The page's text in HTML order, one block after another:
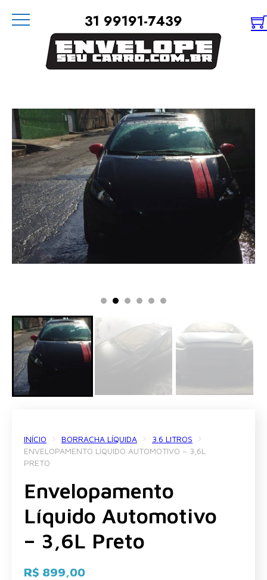
31 99191-7439
INÍCIO BORRACHA LÍQUIDA
3.6 LITROS
ENVELOPAMENTO LÍQUIDO AUTOMOTIVO – 3,6L
PRETO
Envelopamento
Líquido Automotivo
– 3,6L Preto
R$ 899,00